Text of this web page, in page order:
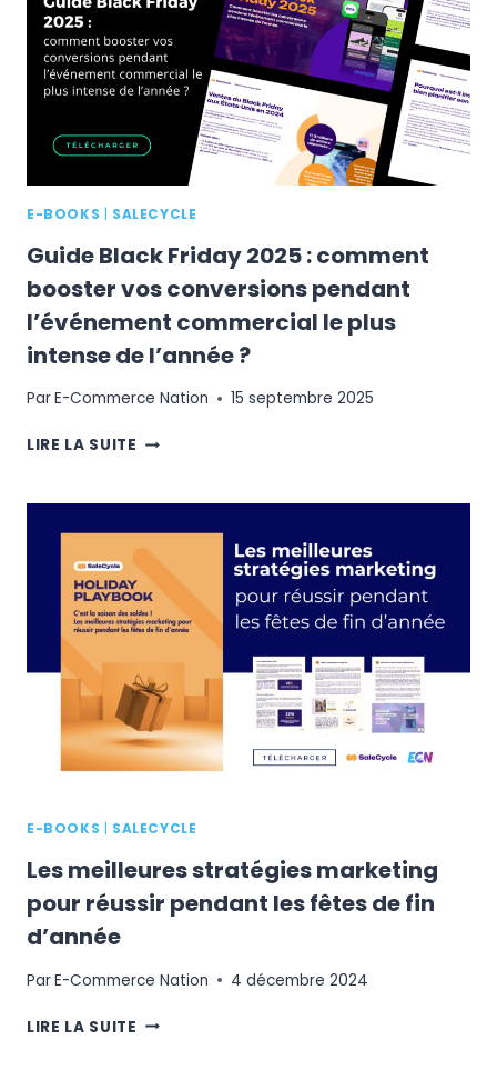
CHAMPION
EUROPÉEN
DU
CRO
E-BOOKS SALECYCLE
Guide Black Friday 2025 : comment
booster vos conversions pendant
l’événement commercial le plus
intense de l’année ?
ParE-Commerce Nation 15 septembre 2025
LIRE LA SUITE GUIDE
2025
:
COMMENT
BOOSTER
VOS
CONVERSIONS
L’ÉVÉNEMENT
COMMERCIAL
LE
PLUS
INTENSE
?
E-BOOKS SALECYCLE
Les meilleures stratégies marketing
pour réussir pendant les fêtes de fin
d’année
ParE-Commerce Nation 4 décembre 2024
LIRE LA SUITE LES